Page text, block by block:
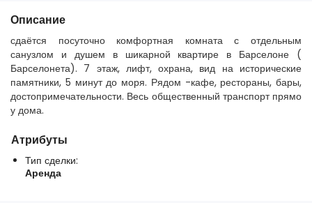
Описание
сдаётся посуточно комфортная комната с отдельным
санузлом и душем в шикарной квартире в Барселоне (
Барселонета). 7 этаж, лифт, охрана, вид на исторические
памятники, 5 минут до моря. Рядом -кафе, рестораны, бары,
достопримечательности. Весь общественный транспорт прямо
у дома.
Атрибуты
Тип сделки:
Аренда